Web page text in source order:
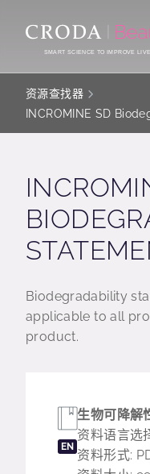
CONTENTSMART SCIENCE TO IMPROVE
资源查找器
INCROMINE SD
Biodegradability
applicable to all
product.
EN
生物可降解
资料语言选
资料形式: